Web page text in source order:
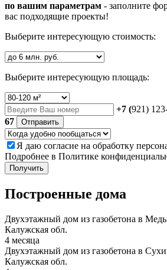
по вашим параметрам - заполните
вас подходящие проекты!
Выберите интересующую стоимость:
Выберите интересующую площадь:
+7 (921)
67
Отправить
Я даю согласие на обработку
Подробнее в Политике
Получить
Построенные дома
Двухэтажный дом из газобетона в
Калужская обл.
4 месяца
Двухэтажный дом из газобетона в
Калужская обл.